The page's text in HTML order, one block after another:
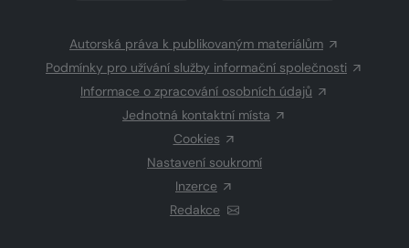
Autorská práva k publikovaným materiálům
Podmínky pro užívání služby informační společnosti
Informace o zpracování osobních údajů
Jednotná kontaktní místa
Cookies
Nastavení soukromí
Inzerce
Redakce